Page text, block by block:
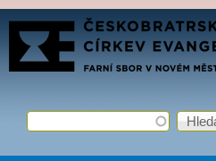
Přejít k hlavnímu
FARNÍ
SBOR
Vyhledávání
Hledat